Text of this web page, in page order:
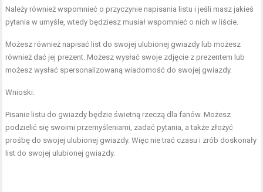
Należy również wspomnieć o przyczynie napisania listu i jeśli masz jakieś
pytania w umyśle, wtedy będziesz musiał wspomnieć o nich w liście.
Możesz również napisać list do swojej ulubionej gwiazdy lub możesz
również dać jej prezent. Możesz wysłać swoje zdjęcie z prezentem lub
możesz wysłać spersonalizowaną wiadomość do swojej gwiazdy.
Wnioski:
Pisanie listu do gwiazdy będzie świetną rzeczą dla fanów. Możesz
podzielić się swoimi przemyśleniami, zadać pytania, a także złożyć
prośbę do swojej ulubionej gwiazdy. Więc nie trać czasu i zrób doskonały
list do swojej ulubionej gwiazdy.